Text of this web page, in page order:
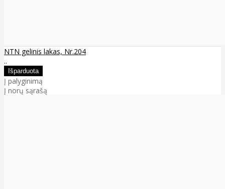
NTN gelinis lakas, Nr.204
..
Į palyginimą
Į norų sąrašą